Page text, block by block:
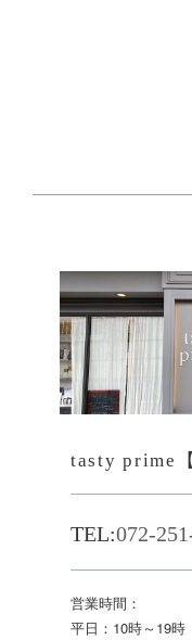
tasty prime
TEL:072-
営業時間：
平日：10時～19時